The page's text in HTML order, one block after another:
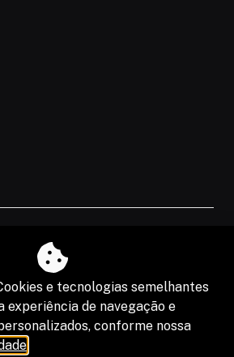
fim da escala 6×1 reduz horas, mas
riscos na justiça trabalhista ainda
os mesmos
e tecnologias semelhantes
experiência de navegação e
conforme nossa